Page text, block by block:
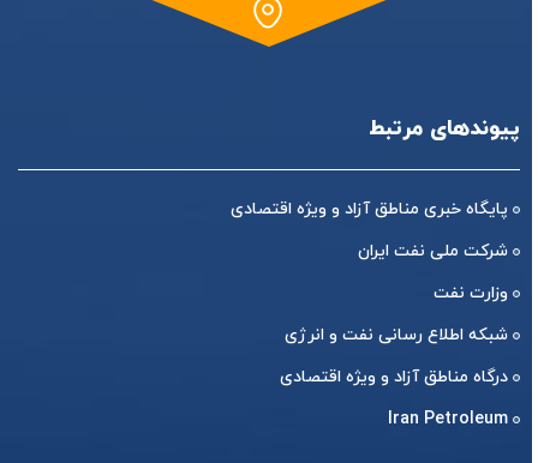
پیوندهای مرتبط
پایگاه خبری مناطق آزاد و ویژه اقتصادی
شرکت ملی نفت ایران
وزارت نفت
شبکه اطلاع رسانی نفت و انرژی
درگاه مناطق آزاد و ویژه اقتصادی
Iran Petroleum